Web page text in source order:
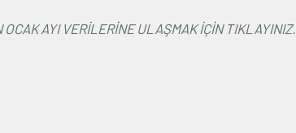
AYI VERİLERİNE ULAŞMAK İÇİN TIKLAYINIZ.